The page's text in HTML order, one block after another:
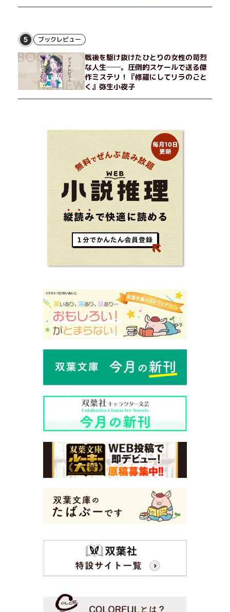
5 ブックレビュー
戦後を駆け抜けたひとりの女性の苛烈
な人生──。圧倒的スケールで送る傑
作ミステリ！『修羅にしてリラのごと
く』弥生小夜子